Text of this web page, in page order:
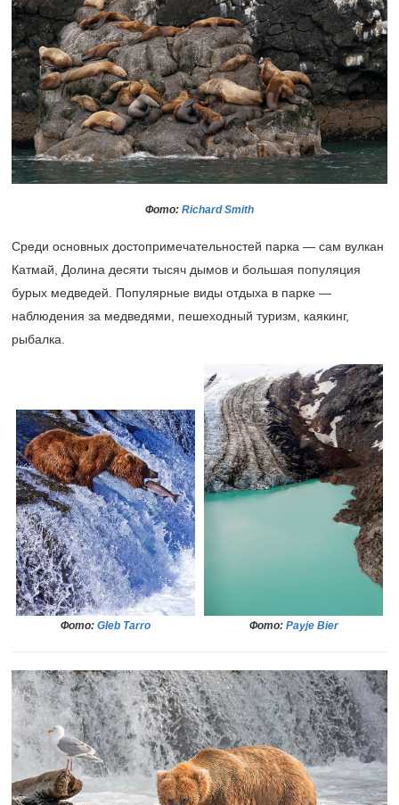
Фото: Richard Smith
Среди основных достопримечательностей парка — сам вулкан
Катмай, Долина десяти тысяч дымов и большая популяция
бурых медведей. Популярные виды отдыха в парке —
наблюдения за медведями, пешеходный туризм, каякинг,
рыбалка.
Фото: Gleb Tarro Фото: Payje Bier